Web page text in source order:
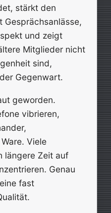
stärkt den
Gesprächsanlässe,
und zeigt
Mitglieder nicht
sind,
Gegenwart.
geworden.
vibrieren,
Viele
längere Zeit auf
Genau
fast